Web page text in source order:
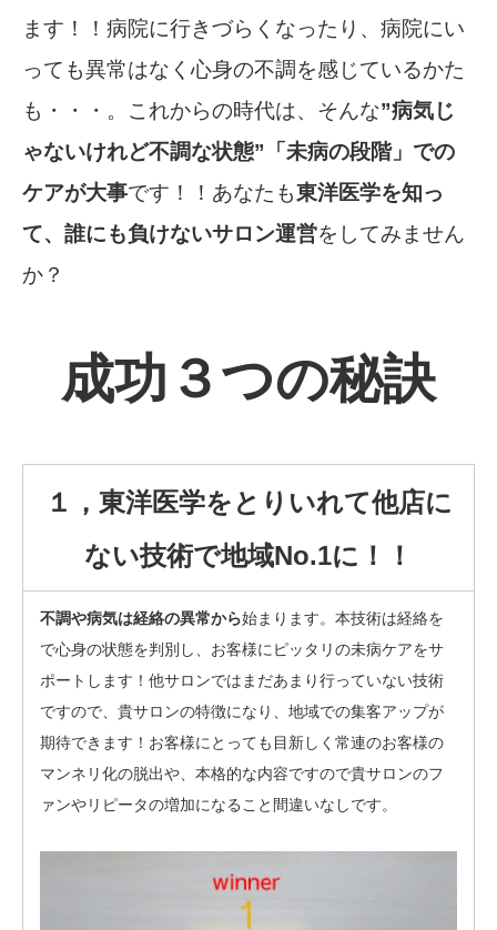
ます！！病院に行きづらくなったり、病院にい
っても異常はなく心身の不調を感じているかた
も・・・。これからの時代は、そんな”病気じ
ゃないけれど不調な状態”「未病の段階」での
ケアが大事です！！あなたも東洋医学を知っ
て、誰にも負けないサロン運営をしてみません
か？
成功３つの秘訣
１，東洋医学をとりいれて他店に
ない技術で地域No.1に！！
不調や病気は経絡の異常から始まります。本技術は経絡を
で心身の状態を判別し、お客様にピッタリの未病ケアをサ
ポートします！他サロンではまだあまり行っていない技術
ですので、貴サロンの特徴になり、地域での集客アップが
期待できます！お客様にとっても目新しく常連のお客様の
マンネリ化の脱出や、本格的な内容ですので貴サロンのフ
ァンやリピータの増加になること間違いなしです。